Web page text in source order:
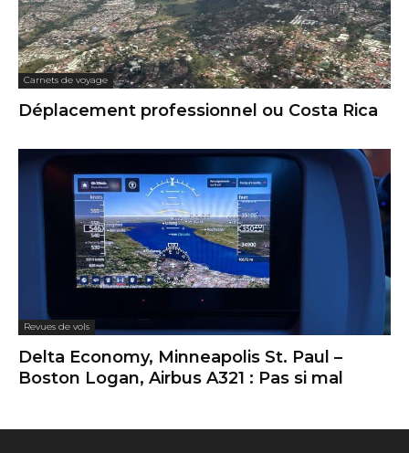
Carnets de voyage
Déplacement professionnel ou Costa Rica
Revues de vols
Delta Economy, Minneapolis St. Paul –
Boston Logan, Airbus A321 : Pas si mal